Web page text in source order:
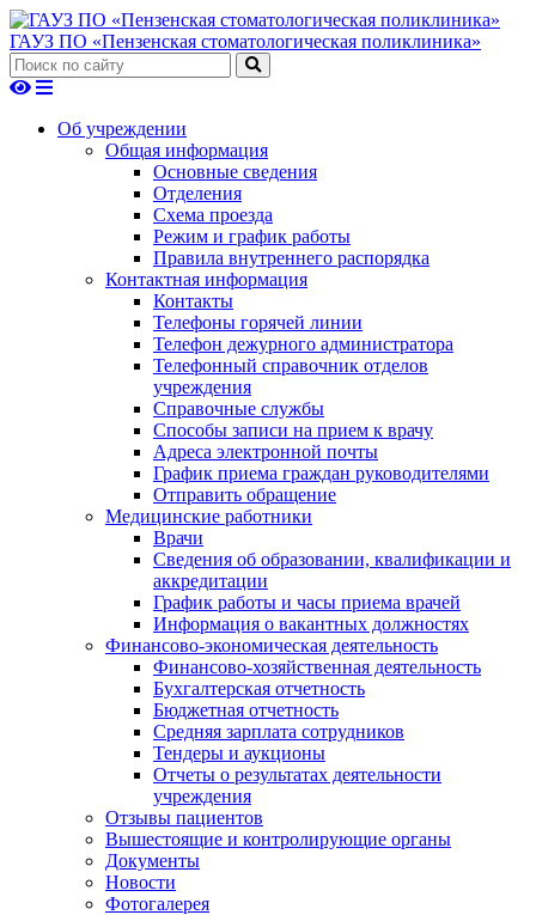
ГАУЗ ПО «Пензенская стоматологическая поликлиника»
Об учреждении
Общая информация
Основные сведения
Отделения
Схема проезда
Режим и график работы
Правила внутреннего распорядка
Контактная информация
Контакты
Телефоны горячей линии
Телефон дежурного администратора
Телефонный справочник отделов
учреждения
Справочные службы
Способы записи на прием к врачу
Адреса электронной почты
График приема граждан руководителями
Отправить обращение
Медицинские работники
Врачи
Сведения об образовании, квалификации и
аккредитации
График работы и часы приема врачей
Информация о вакантных должностях
Финансово-экономическая деятельность
Финансово-хозяйственная деятельность
Бухгалтерская отчетность
Бюджетная отчетность
Средняя зарплата сотрудников
Тендеры и аукционы
Отчеты о результатах деятельности
учреждения
Отзывы пациентов
Вышестоящие и контролирующие органы
Документы
Новости
Фотогалерея